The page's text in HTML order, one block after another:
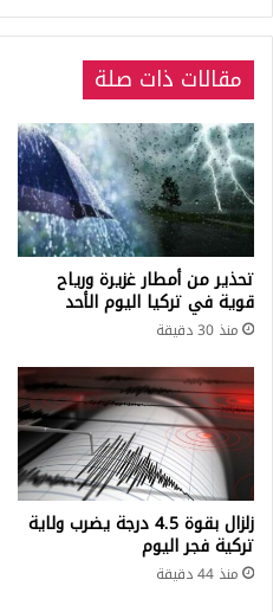
مقالات ذات صلة
تحذير من أمطار غزيرة ورياح
قوية في تركيا اليوم الأحد
منذ 30 دقيقة
زلزال بقوة 4.5 درجة يضرب ولاية
تركية فجر اليوم
منذ 44 دقيقة